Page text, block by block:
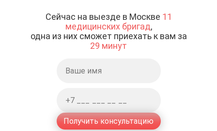
Сейчас на выезде в Москве 11
медицинских бригад,
одна из них сможет приехать к вам за
29 минут
Получить консультацию